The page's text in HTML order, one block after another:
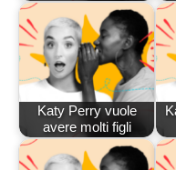
Katy Perry vuole
avere molti figli